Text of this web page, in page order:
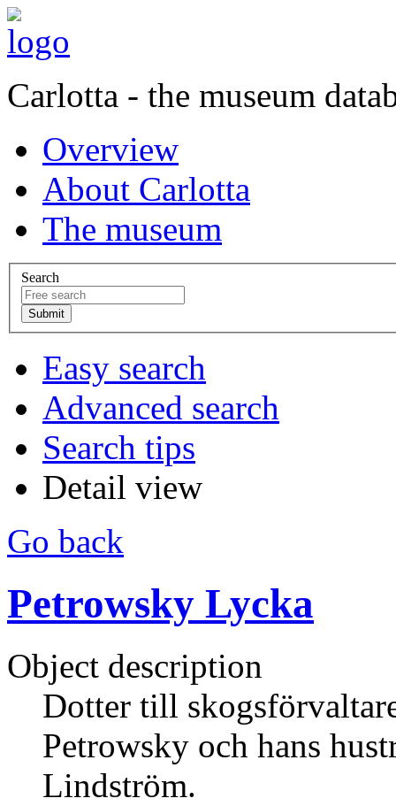
Carlotta - the museum
Overview
About Carlotta
The museum
Search
Easy search
Advanced search
Search tips
Detail view
Go back
Petrowsky Lycka
Object description
Dotter till
Petrowsky och hans
Lindström.